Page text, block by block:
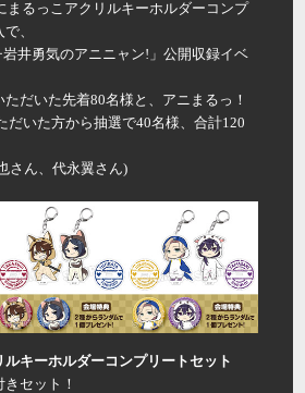
まるっこアクリルキーホルダーコンプ
、
井勇気のアニニャン!」公開収録イベ
だいた先着80名様と、アニまるっ！
だいた方から抽選で40名様、合計120
さん、代永翼さん)
キーホルダーコンプリートセット
セット！